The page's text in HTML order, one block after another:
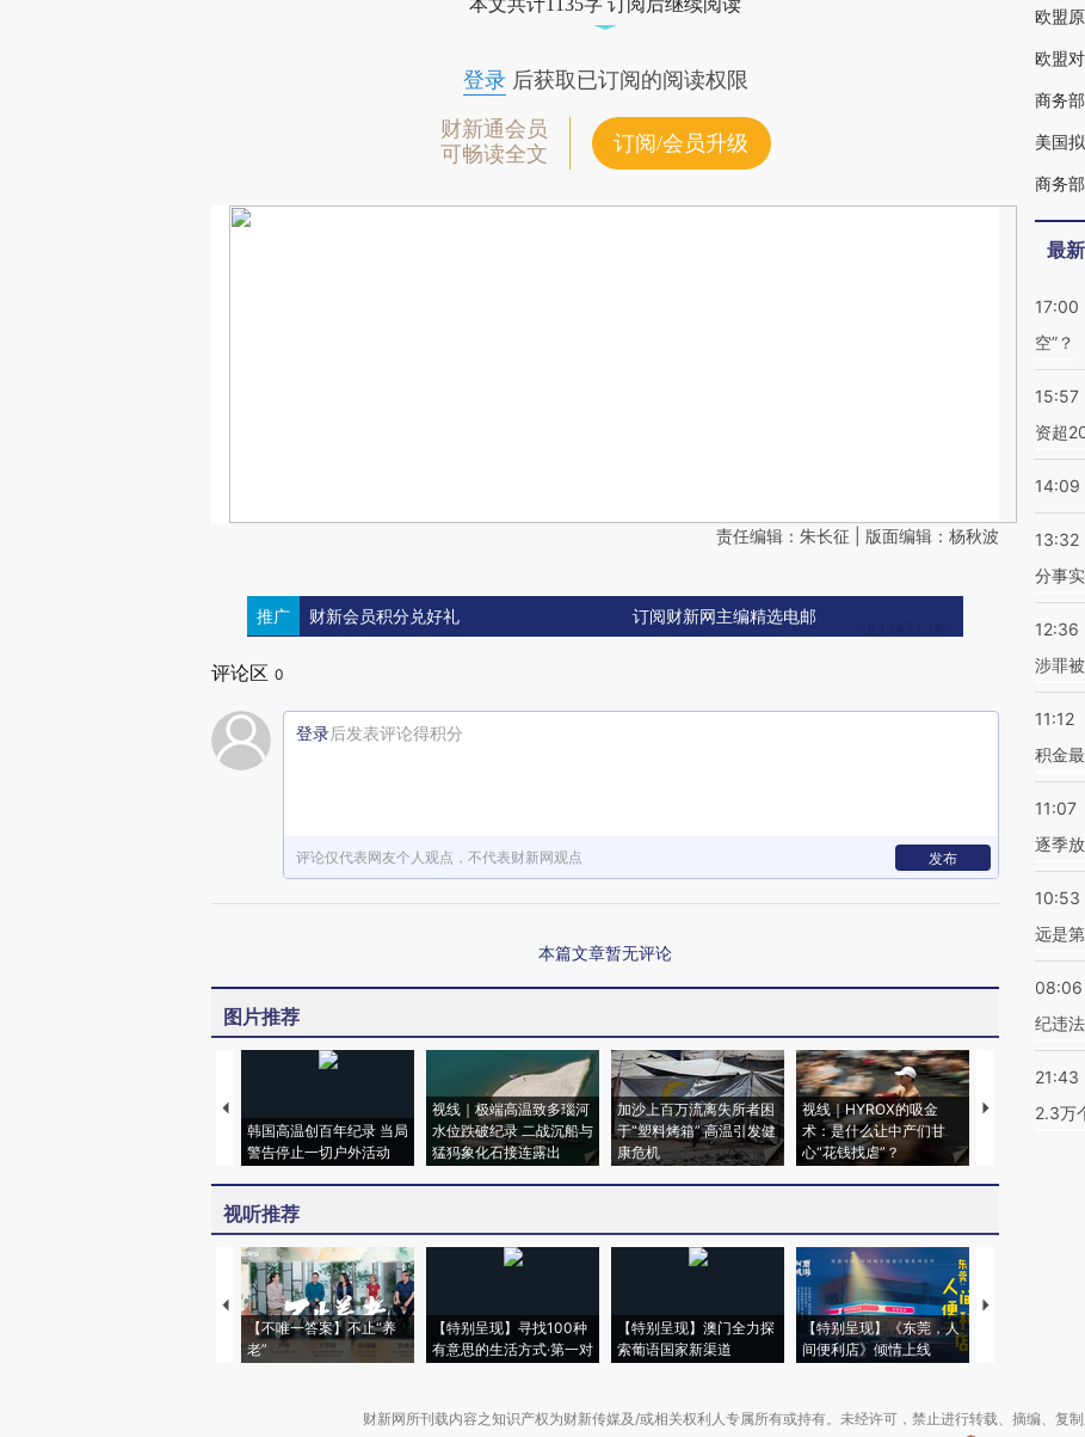
本文共计1135字 订阅后继续阅读
登录后获取已订阅的阅读权限
财新通会员
可畅读全文
订阅/会员升级
责任编辑：朱长征 | 版面编辑：杨秋波
推广 财新会员积分兑好礼 订阅财新网主编精选电邮
评论区 0
登录后发表评论得积分
评论仅代表网友个人观点，不代表财新网观点 发布
本篇文章暂无评论
图片推荐
韩国高温创百年纪录 当局
警告停止一切户外活动
视线｜极端高温致多瑙河
水位跌破纪录 二战沉船与
猛犸象化石接连露出
加沙上百万流离失所者困
于“塑料烤箱” 高温引发健
康危机
视线｜HYROX的吸金
术：是什么让中产们甘
心“花钱找虐”？
马航飞行员跨
视听推荐
【不唯一答案】不止“养
老”
【特别呈现】寻找100种
有意思的生活方式·第一对
【特别呈现】澳门全力探
索葡语国家新渠道
【特别呈现】《东莞，人
间便利店》倾情上线
【推广】走进
欧盟
欧盟
商务
美国
商务
最
17:00
空”？
15:57
资超
14:09
13:32
分事
12:36
涉罪
11:12
积金
11:07
逐季
10:53
远是
08:06
纪违
21:43
2.3万
财新网所刊载内容之知识产权为财新传媒及/或相关权利人专属所有或持有。未经许可，禁止进行转载、摘编、复制